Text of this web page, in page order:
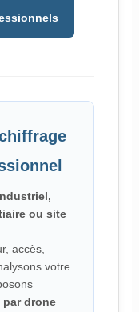
ou site
accès,
votre
par drone